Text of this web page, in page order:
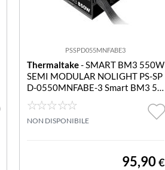
PSSPD055MNFABE3
Thermaltake- SMART BM3 550W
SEMI MODULAR NOLIGHT PS-SP
D-0550MNFABE-3 Smart BM3 55
0W Semi Modular NoLight
NON DISPONIBILE
95,90€